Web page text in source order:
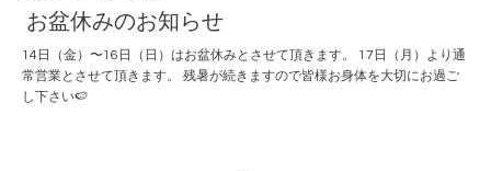
お盆休みのお知らせ
14日（金）〜16日（日）はお盆休みとさせて頂きます。 17日（月）より通
常営業とさせて頂きます。 残暑が続きますので皆様お身体を大切にお過ご
し下さい🍉